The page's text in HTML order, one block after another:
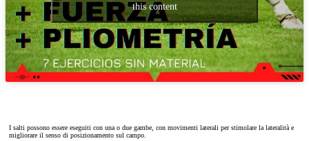
this content
I salti possono essere eseguiti con una o due gambe, con movimenti laterali per stimolare la lateralità e
migliorare il senso di posizionamento sul campo.